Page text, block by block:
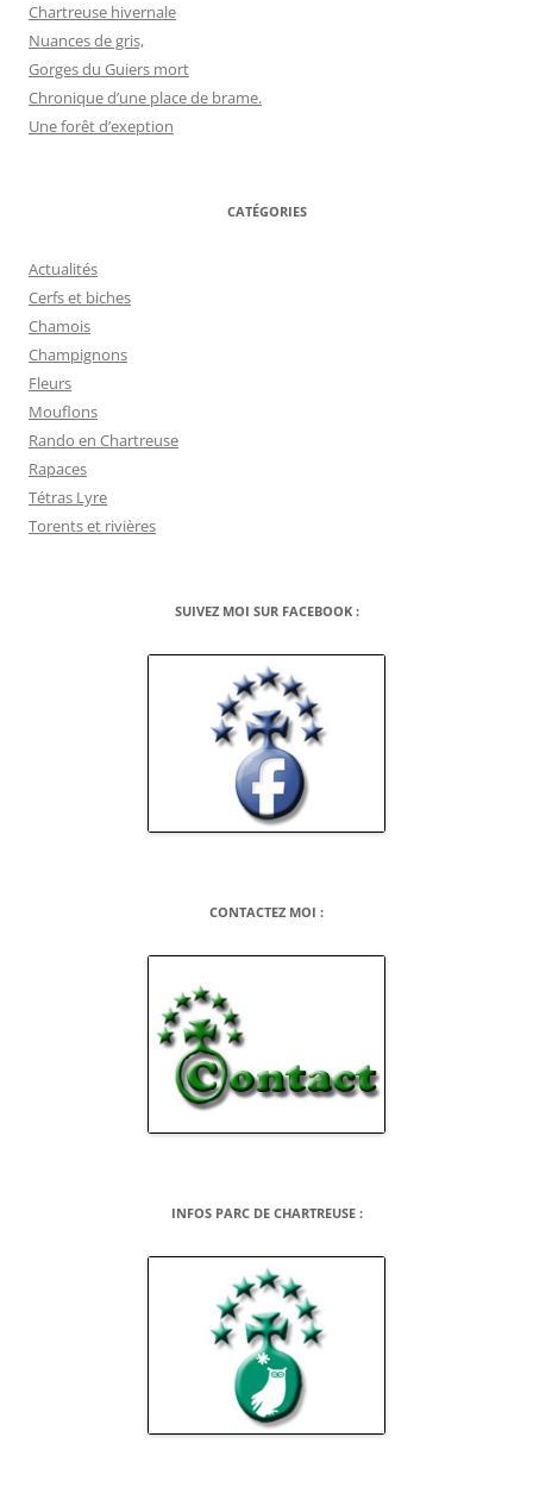
Chartreuse hivernale
Nuances de gris,
Gorges du Guiers mort
Chronique d’une place de brame.
Une forêt d’exeption
CATÉGORIES
Actualités
Cerfs et biches
Chamois
Champignons
Fleurs
Mouflons
Rando en Chartreuse
Rapaces
Tétras Lyre
Torents et rivières
SUIVEZ MOI SUR FACEBOOK :
CONTACTEZ MOI :
INFOS PARC DE CHARTREUSE :